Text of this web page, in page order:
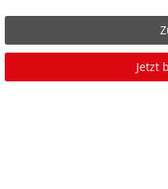
Jetzt